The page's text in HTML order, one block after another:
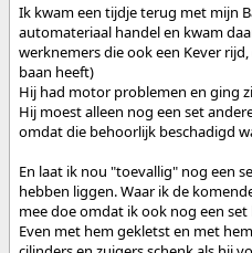
Ik kwam een tijdje terug met mijn
automateriaal handel en kwam
werknemers die ook een Kever
baan heeft)
Hij had motor problemen en ging
Hij moest alleen nog een set
omdat die behoorlijk beschadigd
En laat ik nou "toevallig" nog een
hebben liggen. Waar ik de
mee doe omdat ik ook nog een
Even met hem gekletst en met